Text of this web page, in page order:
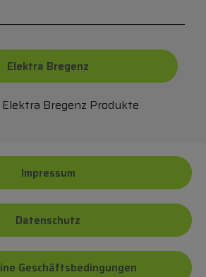
Elektra Bregenz
Bregenz Produkte
Impressum
Datenschutz
Geschäftsbedingungen